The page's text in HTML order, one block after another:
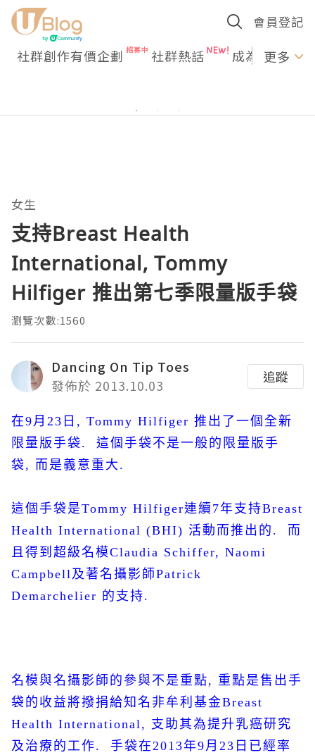
會員登記
社群創作有價企劃 社群熱話 成為U更多
女生
支持Breast Health
International, Tommy
Hilfiger 推出第七季限量版手袋
瀏覽次數:1560
Dancing On Tip Toes
發佈於 2013.10.03
追蹤
在9月23日 , Tommy Hilfiger 推出了一個全新
限量版手袋 . 這個手袋不是一般的限量版手
袋 , 而是義意重大 .
這個手袋是Tommy Hilfiger連續 7年支持Breast
Health International (BHI) 活動而推出的 . 而
且得到超級名模Claudia Schiffer, Naomi
Campbell及著名攝影師Patrick
Demarchelier 的支持.
名模與名攝影師的參與不是重點, 重點是售出手
袋的收益將撥捐給知名非牟利基金Breast
Health International, 支助其為提升乳癌研究
及治療的工作. 手袋在2013年9月 23 日已經率